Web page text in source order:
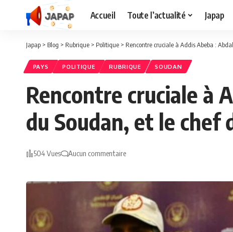
Accueil Toute l’actualité Japap
Japap > Blog > Rubrique > Politique > Rencontre cruciale à Addis Abeba :
PAYS POLITIQUE RUBRIQUE SOUDAN
Rencontre cruciale à
du Soudan, et le chef
504 Vues Aucun commentaire